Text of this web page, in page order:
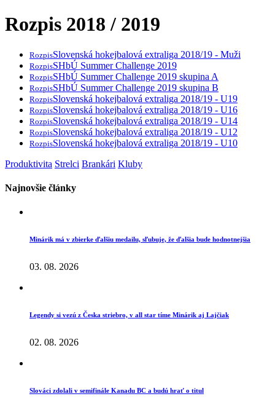
Rozpis 2018 / 2019
RozpisSlovenská hokejbalová extraliga 2018/19 - Muži
RozpisSHbÚ Summer Challenge 2019
RozpisSHbÚ Summer Challenge 2019 skupina A
RozpisSHbÚ Summer Challenge 2019 skupina B
RozpisSlovenská hokejbalová extraliga 2018/19 - U19
RozpisSlovenská hokejbalová extraliga 2018/19 - U16
RozpisSlovenská hokejbalová extraliga 2018/19 - U14
RozpisSlovenská hokejbalová extraliga 2018/19 - U12
RozpisSlovenská hokejbalová extraliga 2018/19 - U10
Produktivita Strelci Brankári Kluby
Najnovšie články
Minárik má v zbierke ďalšiu medailu, sľubuje, že ďalšia bude hodnotnejšia
03. 08. 2026
Legendy si vezú z Česka striebro, v all star tíme Minárik aj Lajčiak
02. 08. 2026
Slováci zdolali v semifinále Kanadu BC a budú hrať o titul